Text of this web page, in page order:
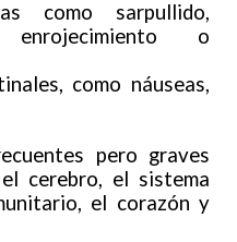
como sarpullido,
enrojecimiento o
como náuseas,
pero graves
cerebro, el sistema
el corazón y